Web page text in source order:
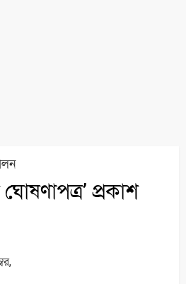
প্রকাশ